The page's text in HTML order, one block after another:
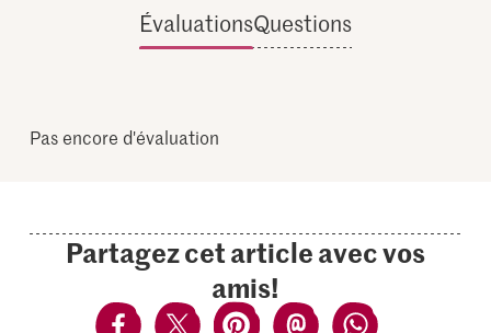
ÉvaluationsQuestions
Pas encore d'évaluation
Partagez cet article avec vos
amis!